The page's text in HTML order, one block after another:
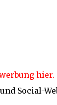
hier.
Social-